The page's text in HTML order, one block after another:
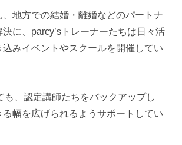
地方での結婚・離婚などのパートナ
に、parcy’sトレーナーたちは日々活
みイベントやスクールを開催してい
も、認定講師たちをバックアップし
幅を広げられるようサポートしてい